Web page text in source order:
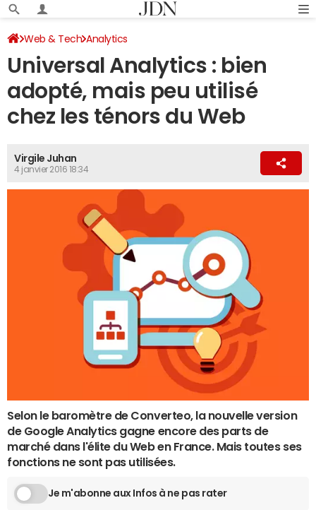
Web & Tech Analytics
Universal Analytics : bien
adopté, mais peu utilisé
chez les ténors du Web
Virgile Juhan
4 janvier 2016 18:34
Selon le baromètre de Converteo, la nouvelle version
de Google Analytics gagne encore des parts de
marché dans l'élite du Web en France. Mais toutes ses
fonctions ne sont pas utilisées.
Je m'abonne aux Infos à ne pas rater